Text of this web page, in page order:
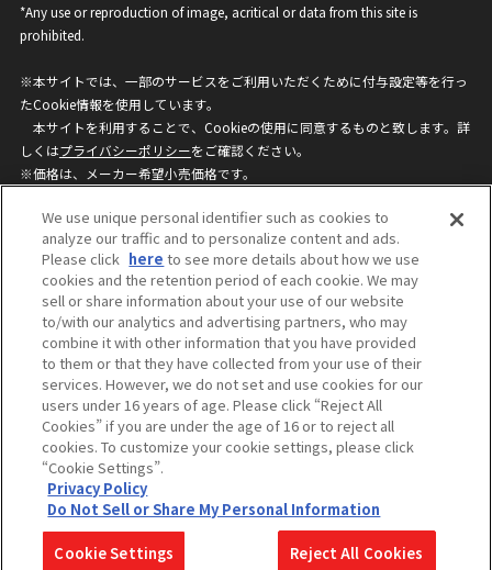
*Any use or reproduction of image, acritical or data from this site is
prohibited.
※本サイトでは、一部のサービスをご利用いただくために付与設定等を行っ
たCookie情報を使用しています。
本サイトを利用することで、Cookieの使用に同意するものと致します。詳
しくはプライバシーポリシーをご確認ください。
※価格は、メーカー希望小売価格です。
ざいますのでご了承ください。
privacypolicy
Do Not Sell or Share My
Personal Information
ウェブサイトご利用条件
ソーシャルメディアポリシー
個人情報保護方針
お問い合わせ
©BANDAI
コピーライト一覧を表示する
We use unique personal identifier such as cookies to
analyze our traffic and to personalize content and ads.
Please click here to see more details about how we use
cookies and the retention period of each cookie. We may
sell or share information about your use of our website
to/with our analytics and advertising partners, who may
combine it with other information that you have provided
to them or that they have collected from your use of their
services. However, we do not set and use cookies for our
users under 16 years of age. Please click “Reject All
Cookies” if you are under the age of 16 or to reject all
cookies. To customize your cookie settings, please click
“Cookie Settings”.
Privacy Policy
Do Not Sell or Share My Personal Information
Cookie Settings Reject All Cookies